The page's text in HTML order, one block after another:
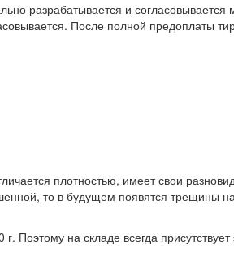
разрабатывается и
После полной предоплаты
плотностью, имеет свои
то в будущем появятся трещины
Поэтому на складе всегда присутствует